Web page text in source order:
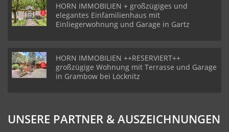
waren und uns begleitet
haben. Wir haben uns
immer gut betreut und
unterstÃ¼tzt gefÃ¼hlt.
Fam. Schierhorn
HORN IMMOBILIEN + großzügiges und
elegantes Einfamilienhaus mit
Einliegerwohnung und Garage in Gartz
HORN IMMOBILIEN ++RESERVIERT++
großzügige Wohnung mit Terrasse und Garage
in Grambow bei Löcknitz
UNSERE PARTNER & AUSZEICHNUNGEN